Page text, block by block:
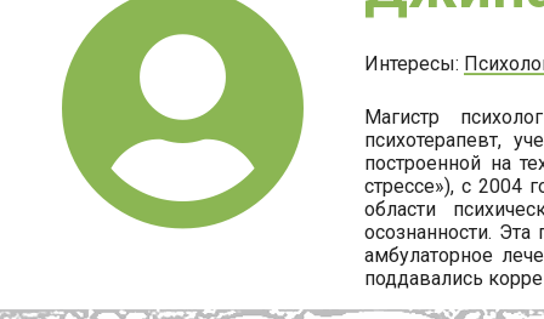
Интересы:
Магистр
психотерапевт,
построенной на
стрессе»), с
области
осознанности.
амбулаторное
поддавались